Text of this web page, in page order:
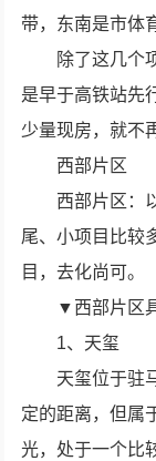
带，东南是市体
除了这几个
是早于高铁站先
少量现房，就不
西部片区
西部片区：
尾、小项目比较
目，去化尚可。
▼西部片区
1、天玺
天玺位于驻
定的距离，但属
光，处于一个比